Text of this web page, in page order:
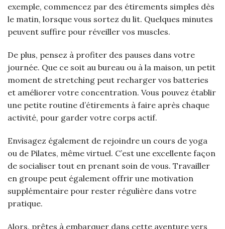
exemple, commencez par des étirements simples dès
le matin, lorsque vous sortez du lit. Quelques minutes
peuvent suffire pour réveiller vos muscles.
De plus, pensez à profiter des pauses dans votre
journée. Que ce soit au bureau ou à la maison, un petit
moment de stretching peut recharger vos batteries
et améliorer votre concentration. Vous pouvez établir
une petite routine d’étirements à faire après chaque
activité, pour garder votre corps actif.
Envisagez également de rejoindre un cours de yoga
ou de Pilates, même virtuel. C’est une excellente façon
de socialiser tout en prenant soin de vous. Travailler
en groupe peut également offrir une motivation
supplémentaire pour rester régulière dans votre
pratique.
Alors, prêtes à embarquer dans cette aventure vers